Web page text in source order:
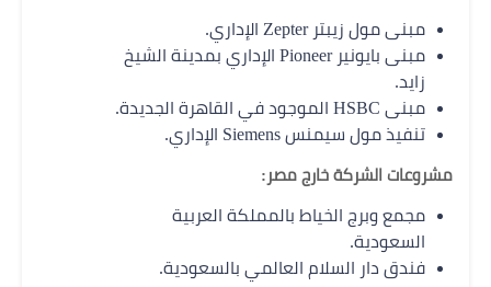
مبنى مول زيبتر Zepter الإداري.
مبنى بايونير Pioneer الإداري بمدينة الشيخ
زايد.
مبنى HSBC الموجود في القاهرة الجديدة.
تنفيذ مول سيمنس Siemens الإداري.
مشروعات الشركة خارج مصر:
مجمع وبرج الخياط بالمملكة العربية
السعودية.
فندق دار السلام العالمي بالسعودية.